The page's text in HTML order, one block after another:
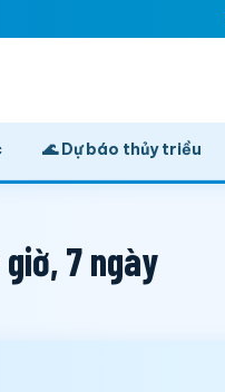
🌊 Dự báo thủy triều
7 ngày